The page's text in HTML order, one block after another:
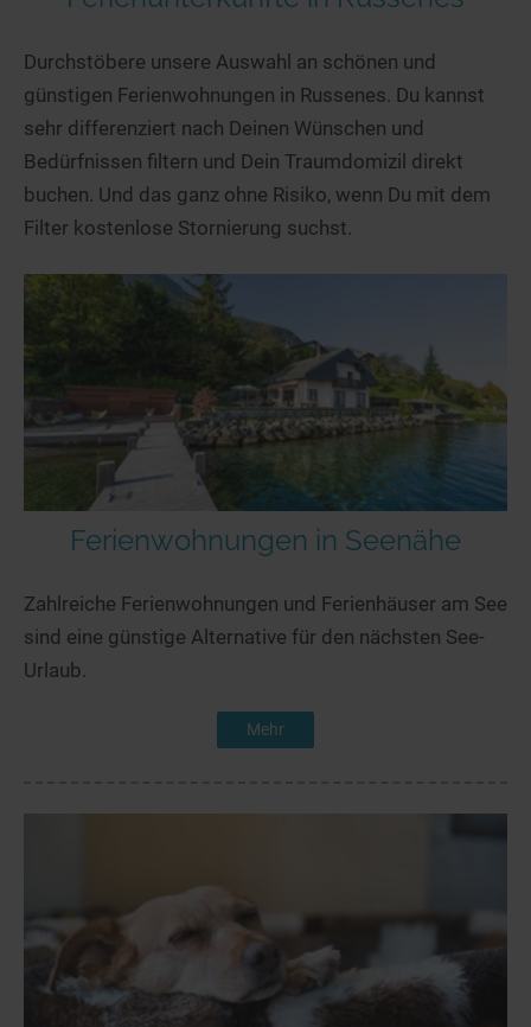
Durchstöbere unsere Auswahl an schönen und
günstigen Ferienwohnungen in Russenes. Du kannst
sehr differenziert nach Deinen Wünschen und
Bedürfnissen filtern und Dein Traumdomizil direkt
buchen. Und das ganz ohne Risiko, wenn Du mit dem
Filter kostenlose Stornierung suchst.
Ferienwohnungen in Seenähe
Zahlreiche Ferienwohnungen und Ferienhäuser am See
sind eine günstige Alternative für den nächsten See-
Urlaub.
Mehr